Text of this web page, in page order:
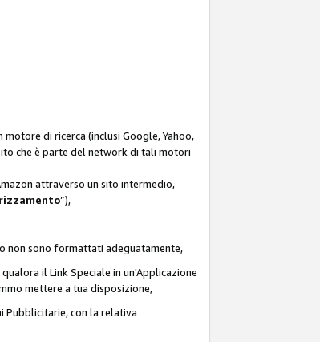
di ricerca (inclusi Google, Yahoo,
che è parte del network di tali motori
attraverso un sito intermedio,
”),
non sono formattati adeguatamente,
il Link Speciale in un'Applicazione
mettere a tua disposizione,
Pubblicitarie, con la relativa